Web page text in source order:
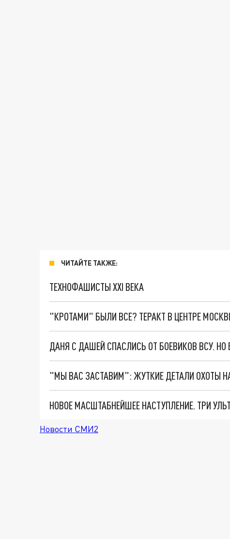
ЧИТАЙТЕ ТАКЖЕ:
ТЕХНОФАШИСТЫ XXI ВЕКА
"КРОТАМИ" БЫЛИ ВСЕ? ТЕРАКТ В ЦЕНТРЕ
ДАНЯ С ДАШЕЙ СПАСЛИСЬ ОТ БОЕВИКОВ ВСУ.
Новости СМИ2